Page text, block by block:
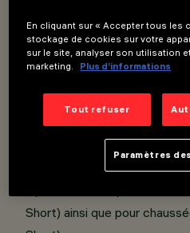
Système d’éclairage urbain
lumineuses à LED.
Absence d’émission de flux
Compartiment optique
Street est équipé d’une
Short) ainsi que pour
En cliquant sur « Accepter tous les
stockage de cookies sur votre
sur le site, analyser son utilisation
marketing.
Plus d’informations
Tout refuser
Paramètres